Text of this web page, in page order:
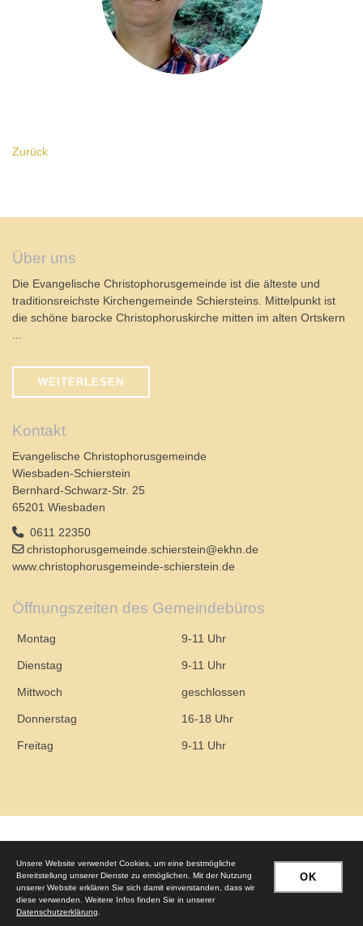
Zurück
Über uns
Die Evangelische Christophorusgemeinde ist die älteste und
traditionsreichste Kirchengemeinde Schiersteins. Mittelpunkt ist
die schöne barocke Christophoruskirche mitten im alten Ortskern
WEITERLESEN
Kontakt
Evangelische Christophorusgemeinde
Wiesbaden-Schierstein
Bernhard-Schwarz-Str. 25
65201 Wiesbaden
0611 22350
christophorusgemeinde.schierstein@ekhn.de
www.christophorusgemeinde-schierstein.de
Öffnungszeiten des Gemeindebüros
Montag 9-11 Uhr
Dienstag 9-11 Uhr
Mittwoch geschlossen
Donnerstag 16-18 Uhr
Freitag 9-11 Uhr
© 2026 – Evangelische Christophorusgemeinde Wiesbaden-Schierstein
Impressum| Datenschutzerklärung
OK
Unsere Website verwendet Cookies, um eine bestmögliche
Bereitstellung unserer Dienste zu ermöglichen. Mit der Nutzung
unserer Website erklären Sie sich damit einverstanden, dass wir
diese verwenden. Weitere Infos finden Sie in unserer
Datenschutzerklärung